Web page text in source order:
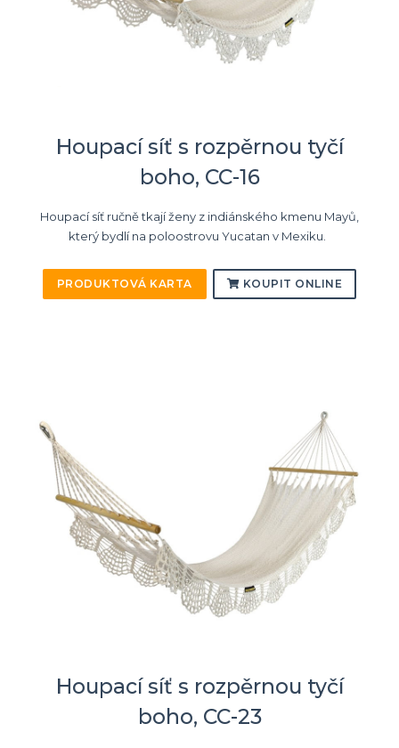
Houpací síť s rozpěrnou tyčí
boho, CC-16
Houpací síť ručně tkají ženy z indiánského kmenu Mayů,
který bydlí na poloostrovu Yucatan v Mexiku.
PRODUKTOVÁ KARTA KOUPIT ONLINE
Houpací síť s rozpěrnou tyčí
boho, CC-23